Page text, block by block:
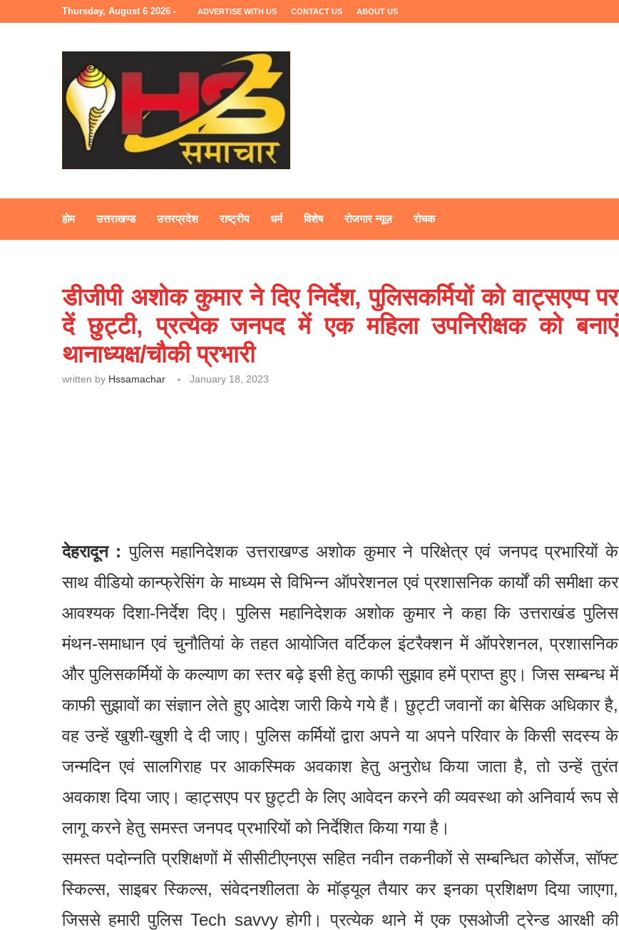
Thursday, August 6 2026 - ADVERTISE WITH US CONTACT US ABOUT US
होम उत्तराखण्ड उत्तरप्रदेश राष्ट्रीय धर्म विशेष रोजगार न्यूज़ रोचक
डीजीपी अशोक कुमार ने दिए निर्देश, पुलिसकर्मियों को वाट्सएप्प पर
दें छुट्टी, प्रत्येक जनपद में एक महिला उपनिरीक्षक को बनाएं
थानाध्यक्ष/चौकी प्रभारी
written by Hssamachar January 18, 2023
देहरादून : पुलिस महानिदेशक उत्तराखण्ड अशोक कुमार ने परिक्षेत्र एवं जनपद प्रभारियों के
साथ वीडियो कान्फ्रेसिंग के माध्यम से विभिन्न ऑपरेशनल एवं प्रशासनिक कार्यों की समीक्षा कर
आवश्यक दिशा-निर्देश दिए। पुलिस महानिदेशक अशोक कुमार ने कहा कि उत्तराखंड पुलिस
मंथन-समाधान एवं चुनौतियां के तहत आयोजित वर्टिकल इंटरैक्शन में ऑपरेशनल, प्रशासनिक
और पुलिसकर्मियों के कल्याण का स्तर बढ़े इसी हेतु काफी सुझाव हमें प्राप्त हुए। जिस सम्बन्ध में
काफी सुझावों का संज्ञान लेते हुए आदेश जारी किये गये हैं। छुट्टी जवानों का बेसिक अधिकार है,
वह उन्हें खुशी-खुशी दे दी जाए। पुलिस कर्मियों द्वारा अपने या अपने परिवार के किसी सदस्य के
जन्मदिन एवं सालगिराह पर आकस्मिक अवकाश हेतु अनुरोध किया जाता है, तो उन्हें तुरंत
अवकाश दिया जाए। व्हाट्सएप पर छुट्टी के लिए आवेदन करने की व्यवस्था को अनिवार्य रूप से
लागू करने हेतु समस्त जनपद प्रभारियों को निर्देशित किया गया है।
समस्त पदोन्नति प्रशिक्षणों में सीसीटीएनएस सहित नवीन तकनीकों से सम्बन्धित कोर्सेज, सॉफ्ट
स्किल्स, साइबर स्किल्स, संवेदनशीलता के मॉड्यूल तैयार कर इनका प्रशिक्षण दिया जाएगा,
जिससे हमारी पुलिस Tech savvy होगी। प्रत्येक थाने में एक एसओजी ट्रेन्ड आरक्षी की